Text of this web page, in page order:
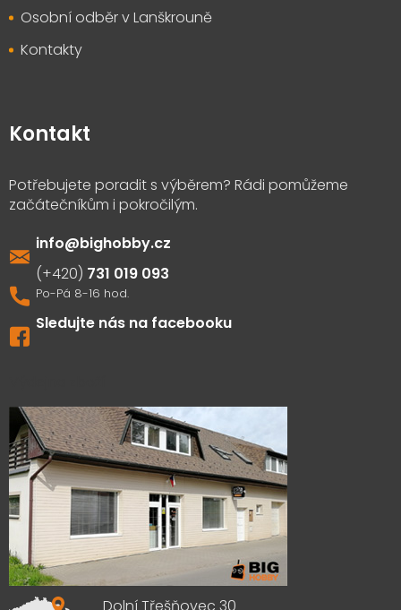
Osobní odběr v Lanškrouně
Kontakty
Kontakt
info@bighobby.cz
731 019 093
Sledujte nás na facebooku